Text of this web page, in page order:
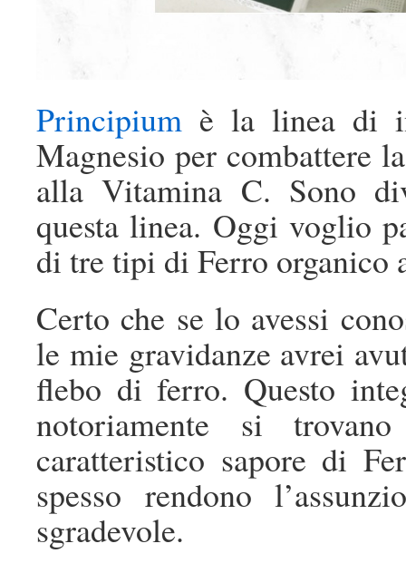
Principium è la linea di
Magnesio per combattere
alla Vitamina C. Sono
questa linea. Oggi voglio
di tre tipi di Ferro organico
Certo che se lo avessi
le mie gravidanze avrei
flebo di ferro. Questo
notoriamente si
caratteristico sapore di
spesso rendono
sgradevole.